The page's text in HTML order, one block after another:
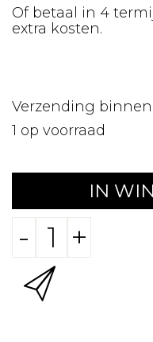
Of betaal in 4
extra kosten.
Verzending
1 op voorraad
IN
- +